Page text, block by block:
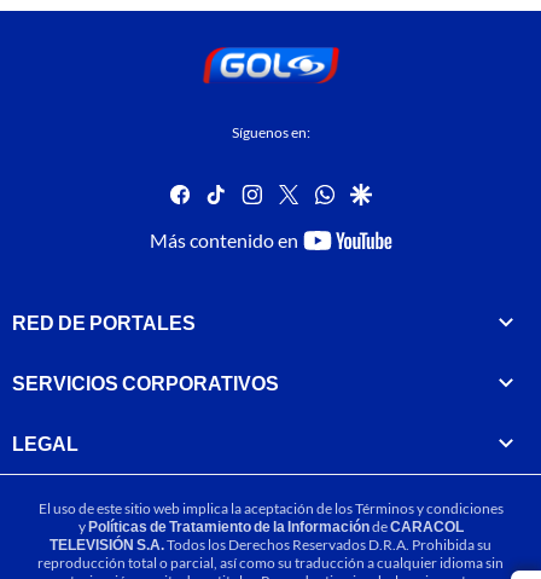
Síguenos en:
facebook
tiktok instagram
twitterwhatsapp
google
Más contenido en
youtube-
RED DE PORTALES
SERVICIOS CORPORATIVOS
LEGAL
El uso de este sitio web implica la aceptación de losTérminos y condiciones
yPolíticas de Tratamiento de la InformacióndeCARACOL
TELEVISIÓN S.A.Todos los Derechos Reservados D.R.A. Prohibida su
reproducción total o parcial, así como su traducción a cualquier idioma sin